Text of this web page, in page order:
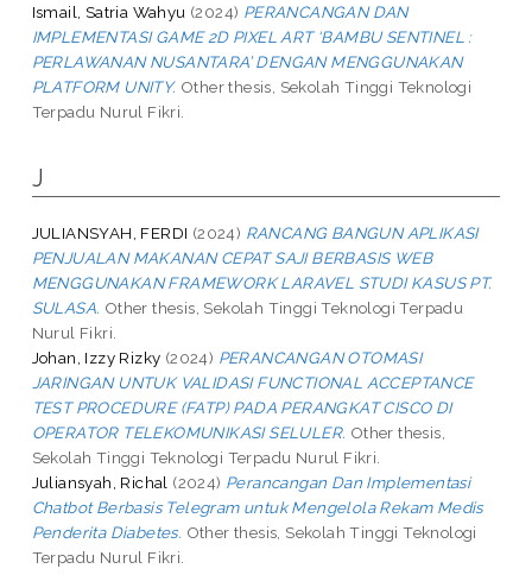
Ismail, Satria Wahyu (2024) PERANCANGAN DAN
IMPLEMENTASI GAME 2D PIXEL ART ‘BAMBU SENTINEL :
PERLAWANAN NUSANTARA’ DENGAN MENGGUNAKAN
PLATFORM UNITY. Other thesis, Sekolah Tinggi Teknologi
Terpadu Nurul Fikri.
J
JULIANSYAH, FERDI (2024) RANCANG BANGUN APLIKASI
PENJUALAN MAKANAN CEPAT SAJI BERBASIS WEB
MENGGUNAKAN FRAMEWORK LARAVEL STUDI KASUS PT.
SULASA. Other thesis, Sekolah Tinggi Teknologi Terpadu
Nurul Fikri.
Johan, Izzy Rizky (2024) PERANCANGAN OTOMASI
JARINGAN UNTUK VALIDASI FUNCTIONAL ACCEPTANCE
TEST PROCEDURE (FATP) PADA PERANGKAT CISCO DI
OPERATOR TELEKOMUNIKASI SELULER. Other thesis,
Sekolah Tinggi Teknologi Terpadu Nurul Fikri.
Juliansyah, Richal (2024) Perancangan Dan Implementasi
Chatbot Berbasis Telegram untuk Mengelola Rekam Medis
Penderita Diabetes. Other thesis, Sekolah Tinggi Teknologi
Terpadu Nurul Fikri.